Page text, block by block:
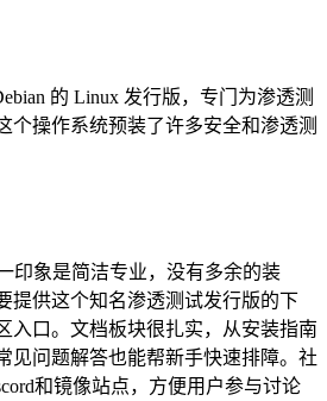
的 Linux 发行版，专门为渗透测
个操作系统预装了许多安全和渗透测
印象是简洁专业，没有多余的装
提供这个知名渗透测试发行版的下
入口。文档板块很扎实，从安装指南
见问题解答也能帮新手快速排障。社
和镜像站点，方便用户参与讨论